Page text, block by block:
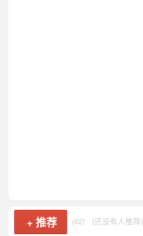
+推荐 (62) (还没有人推荐)